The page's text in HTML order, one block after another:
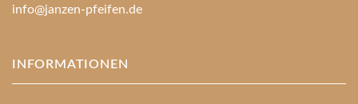
info@janzen-pfeifen.de
INFORMATIONEN